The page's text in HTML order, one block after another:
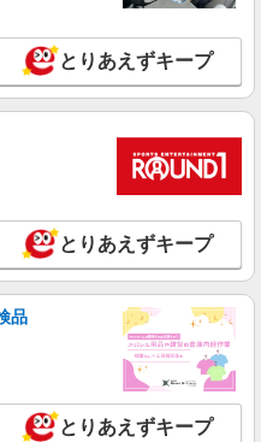
アマンションで見回り/生
2312円 ＜日払い有/週払い有/交
ン代含む)＞
詳細を見る
んびり作業♪調布駅のシニア
2312円 ＜日払い有/週払い有/交
ン代含む)＞
調布駅）
とりあえずキープ
とりあえずキープ
品
とりあえずキープ